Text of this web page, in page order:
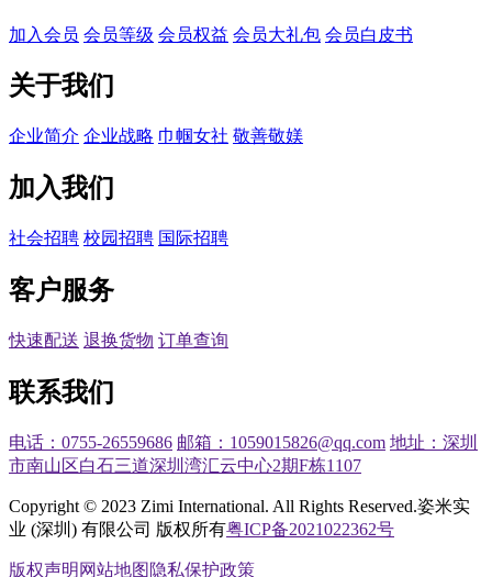
加入会员 会员等级 会员权益 会员大礼包 会员白皮书
关于我们
企业简介 企业战略 巾帼女社 敬善敬媄
加入我们
社会招聘 校园招聘 国际招聘
客户服务
快速配送 退换货物 订单查询
联系我们
电话：0755-26559686 邮箱：1059015826@qq.com 地址：深圳
市南山区白石三道深圳湾汇云中心2期F栋1107
Copyright © 2023 Zimi International. All Rights Reserved.姿米实
业 (深圳) 有限公司 版权所有粤ICP备2021022362号
版权声明 网站地图 隐私保护政策